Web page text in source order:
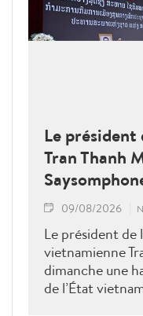
Le président
Tran Thanh
09/08/2026
Le président de
vietnamienne
dimanche une
de l’État